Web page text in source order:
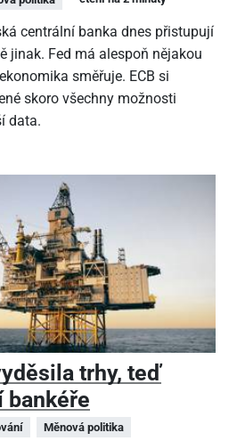
centrální banka dnes přistupují
jinak. Fed má alespoň nějakou
směřuje. ECB si
skoro všechny možnosti
data.
trhy, teď
bankéře
Měnová politika